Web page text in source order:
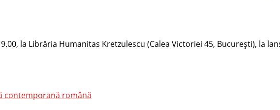
la Librăria Humanitas Kretzulescu (Calea Victoriei 45, Bucureşti), la
contemporană română